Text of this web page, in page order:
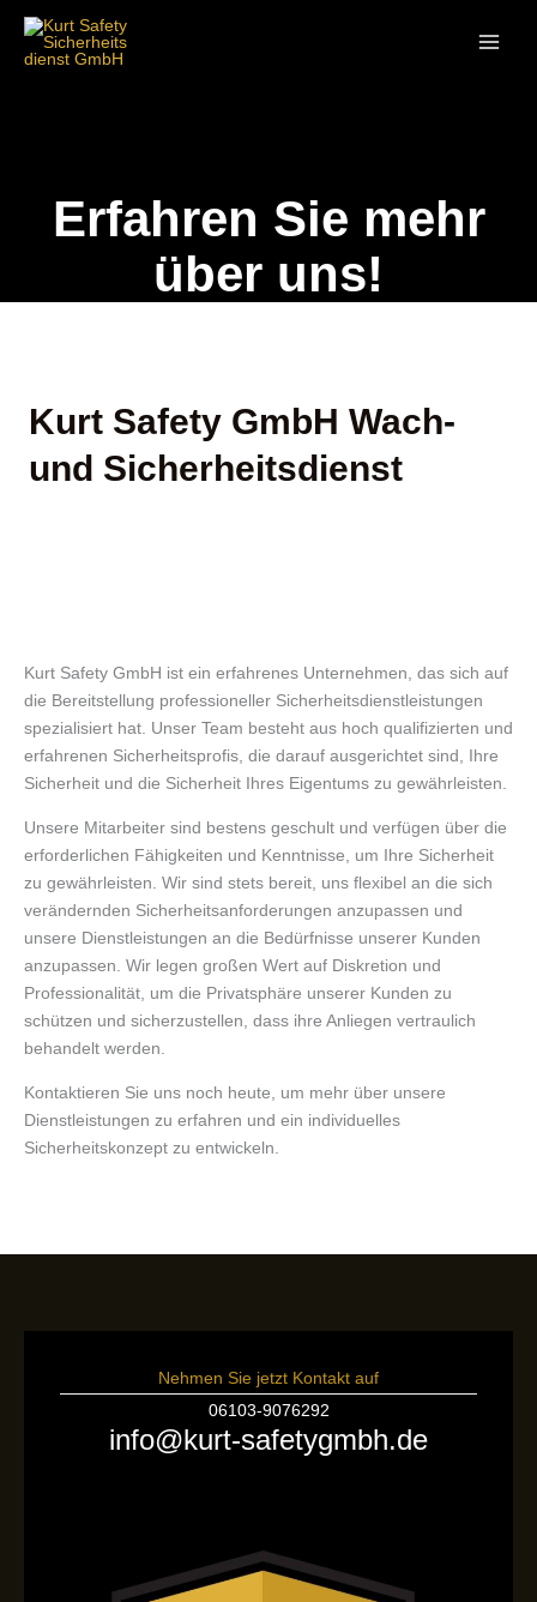
springen
Inhalt
springen
Erfahren Sie mehr
über uns!
Kurt Safety GmbH Wach-
und Sicherheitsdienst
Kurt Safety GmbH ist ein erfahrenes Unternehmen, das sich auf
die Bereitstellung professioneller Sicherheitsdienstleistungen
spezialisiert hat. Unser Team besteht aus hoch qualifizierten und
erfahrenen Sicherheitsprofis, die darauf ausgerichtet sind, Ihre
Sicherheit und die Sicherheit Ihres Eigentums zu gewährleisten.
Unsere Mitarbeiter sind bestens geschult und verfügen über die
erforderlichen Fähigkeiten und Kenntnisse, um Ihre Sicherheit
zu gewährleisten. Wir sind stets bereit, uns flexibel an die sich
verändernden Sicherheitsanforderungen anzupassen und
unsere Dienstleistungen an die Bedürfnisse unserer Kunden
anzupassen. Wir legen großen Wert auf Diskretion und
Professionalität, um die Privatsphäre unserer Kunden zu
schützen und sicherzustellen, dass ihre Anliegen vertraulich
behandelt werden.
Kontaktieren Sie uns noch heute, um mehr über unsere
Dienstleistungen zu erfahren und ein individuelles
Sicherheitskonzept zu entwickeln.
Nehmen Sie jetzt Kontakt auf
06103-9076292
info@kurt-safetygmbh.de